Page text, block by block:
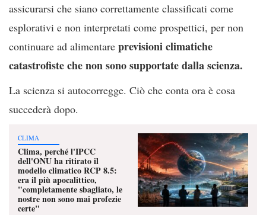
assicurarsi che siano correttamente classificati come
esplorativi e non interpretati come prospettici, per non
continuare ad alimentare previsioni climatiche
catastrofiste che non sono supportate dalla scienza.
La scienza si autocorregge. Ciò che conta ora è cosa
succederà dopo.
CLIMA
Clima, perché l'IPCC
dell'ONU ha ritirato il
modello climatico RCP 8.5:
era il più apocalittico,
"completamente sbagliato, le
nostre non sono mai profezie
certe"